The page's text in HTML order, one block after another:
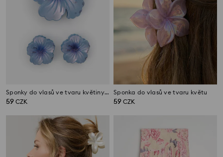
Sponky do vlasů ve tvaru květiny 3 pack
59 CZK
Sponka do vlasů ve tvaru květu
59 CZK